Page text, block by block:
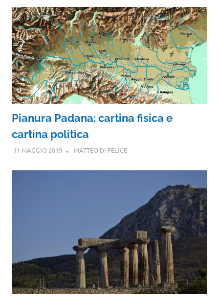
Pianura Padana: cartina fisica e
cartina politica
11 MAGGIO 2019 MATTEO DI FELICE